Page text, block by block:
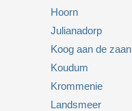
Hoorn
Julianadorp
Koog aan de zaan
Koudum
Krommenie
Landsmeer